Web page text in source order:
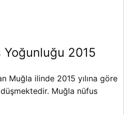
2015
Muğla ilinde 2015 yılına göre
Muğla nüfus